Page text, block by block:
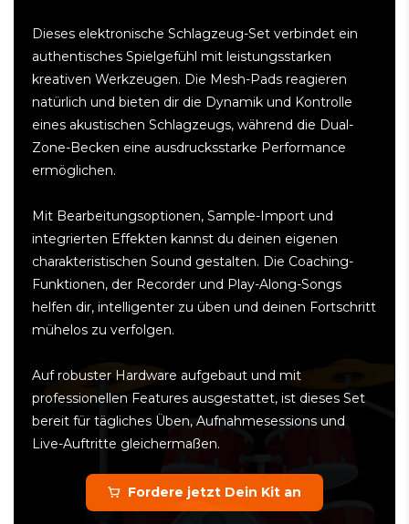
Dieses elektronische Schlagzeug-Set verbindet ein
authentisches Spielgefühl mit leistungsstarken
kreativen Werkzeugen. Die Mesh-Pads reagieren
natürlich und bieten dir die Dynamik und Kontrolle
eines akustischen Schlagzeugs, während die Dual-
Zone-Becken eine ausdrucksstarke Performance
ermöglichen.
Mit Bearbeitungsoptionen, Sample-Import und
integrierten Effekten kannst du deinen eigenen
charakteristischen Sound gestalten. Die Coaching-
Funktionen, der Recorder und Play-Along-Songs
helfen dir, intelligenter zu üben und deinen Fortschritt
mühelos zu verfolgen.
Auf robuster Hardware aufgebaut und mit
professionellen Features ausgestattet, ist dieses Set
bereit für tägliches Üben, Aufnahmesessions und
Live-Auftritte gleichermaßen.
Fordere jetzt Dein Kit an